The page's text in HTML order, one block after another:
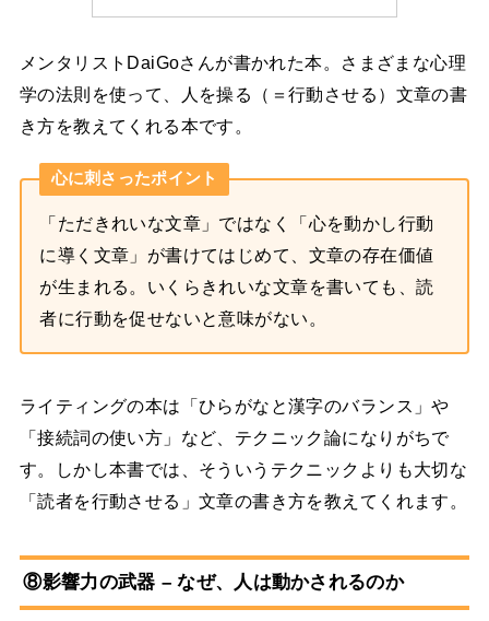
メンタリストDaiGoさんが書かれた本。さまざまな心理
学の法則を使って、人を操る（＝行動させる）文章の書
き方を教えてくれる本です。
心に刺さったポイント
「ただきれいな文章」ではなく「心を動かし行動
に導く文章」が書けてはじめて、文章の存在価値
が生まれる。いくらきれいな文章を書いても、読
者に行動を促せないと意味がない。
ライティングの本は「ひらがなと漢字のバランス」や
「接続詞の使い方」など、テクニック論になりがちで
す。しかし本書では、そういうテクニックよりも大切な
「読者を行動させる」文章の書き方を教えてくれます。
⑧影響力の武器 – なぜ、人は動かされるのか